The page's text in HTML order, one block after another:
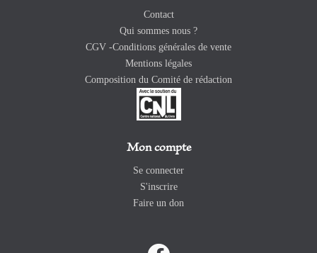
Contact
Qui sommes nous ?
CGV -Conditions générales de vente
Mentions légales
Composition du Comité de rédaction
Mon compte
Se connecter
S'inscrire
Faire un don